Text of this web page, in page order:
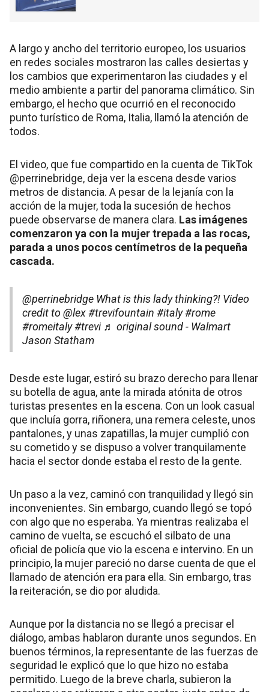
A largo y ancho del territorio europeo, los usuarios
en redes sociales mostraron las calles desiertas y
los cambios que experimentaron las ciudades y el
medio ambiente a partir del panorama climático. Sin
embargo, el hecho que ocurrió en el reconocido
punto turístico de Roma, Italia, llamó la atención de
todos.
El video, que fue compartido en la cuenta de TikTok
@perrinebridge, deja ver la escena desde varios
metros de distancia. A pesar de la lejanía con la
acción de la mujer, toda la sucesión de hechos
puede observarse de manera clara. Las imágenes
comenzaron ya con la mujer trepada a las rocas,
parada a unos pocos centímetros de la pequeña
cascada.
@perrinebridge What is this lady thinking?! Video
credit to @lex#trevifountain #italy#rome
#romeitaly#trevi ♬ original sound - Walmart
Jason Statham
Desde este lugar, estiró su brazo derecho para llenar
su botella de agua, ante la mirada atónita de otros
turistas presentes en la escena. Con un look casual
que incluía gorra, riñonera, una remera celeste, unos
pantalones, y unas zapatillas, la mujer cumplió con
su cometido y se dispuso a volver tranquilamente
hacia el sector donde estaba el resto de la gente.
Un paso a la vez, caminó con tranquilidad y llegó sin
inconvenientes. Sin embargo, cuando llegó se topó
con algo que no esperaba. Ya mientras realizaba el
camino de vuelta, se escuchó el silbato de una
oficial de policía que vio la escena e intervino. En un
principio, la mujer pareció no darse cuenta de que el
llamado de atención era para ella. Sin embargo, tras
la reiteración, se dio por aludida.
Aunque por la distancia no se llegó a precisar el
diálogo, ambas hablaron durante unos segundos. En
buenos términos, la representante de las fuerzas de
seguridad le explicó que lo que hizo no estaba
permitido. Luego de la breve charla, subieron la